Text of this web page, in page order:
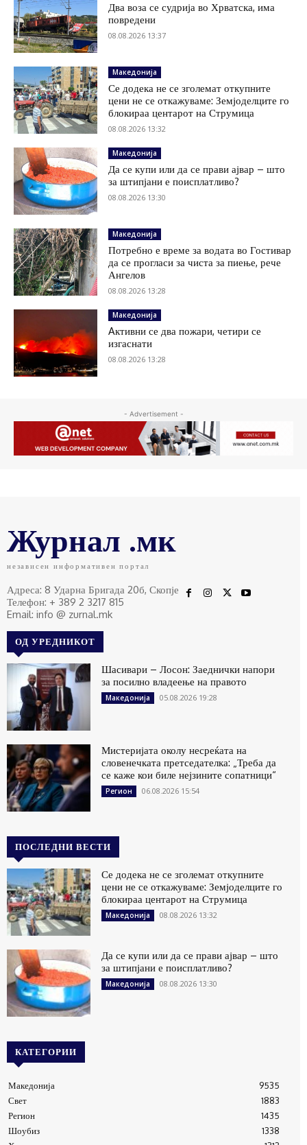
Два воза се судрија во Хрватска, има
повредени
08.08.2026 13:37
Македонија
Се додека не се зголемат откупните
цени не се откажуваме: Земјоделците го
блокираа центарот на Струмица
08.08.2026 13:32
Македонија
Да се купи или да се прави ајвар – што
за штипјани е поисплатливо?
08.08.2026 13:30
Македонија
Потребно е време за водата во Гостивар
да се прогласи за чиста за пиење, рече
Ангелов
08.08.2026 13:28
Македонија
Aктивни се два пожари, четири се
изгаснати
08.08.2026 13:28
- Advertisement -
Журнал .мк
независен информативен портал
Адреса: 8 Ударна Бригада 20б, Скопје
Телефон: + 389 2 3217 815
Email: info @ zurnal.mk
ОД УРЕДНИКОТ
Шасивари – Лосон: Заеднички напори
за посилно владеење на правото
Македонија 05.08.2026 19:28
Мистеријата околу несреќата на
словенечката претседателка: „Треба да
се каже кои биле нејзините сопатници“
Регион 06.08.2026 15:54
ПОСЛЕДНИ ВЕСТИ
Се додека не се зголемат откупните
цени не се откажуваме: Земјоделците го
блокираа центарот на Струмица
Македонија 08.08.2026 13:32
Да се купи или да се прави ајвар – што
за штипјани е поисплатливо?
Македонија 08.08.2026 13:30
КАТЕГОРИИ
Македонија
9535
Свет
1883
Регион
1435
Шоубиз
1338